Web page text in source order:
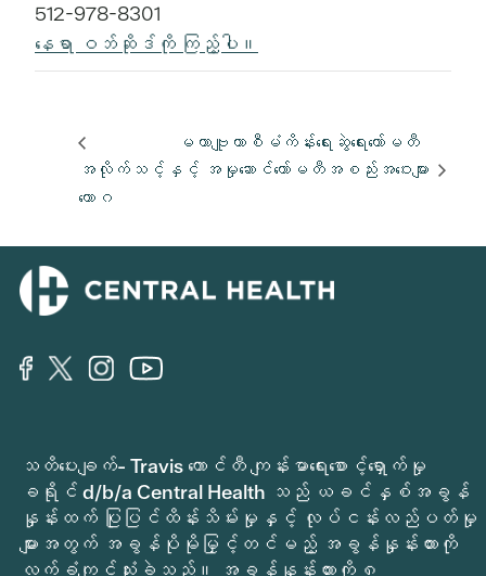
512-978-8301
နေရာ ဝဘ်ဆိုဒ်ကို ကြည့်ပါ။
အလိုက်သင့်
ယောဂ
မဟာဗျူဟာစီမံကိန်းရေးဆွဲရေးကော်မတီ
နှင့် အမှုဆောင်ကော်မတီအစည်းအဝေးများ
သတိပေးချက်- Travis ကောင်တီ ကျန်းမာရေးစောင့်ရှောက်မှု
ခရိုင် d/b/a Central Health သည် ယခင်နှစ်အခွန်
နှုန်းထက် ပြုပြင်ထိန်းသိမ်းမှုနှင့် လုပ်ငန်းလည်ပတ်မှု
များအတွက် အခွန်ပိုမိုမြှင့်တင်မည့် အခွန်နှုန်းထားကို
လက်ခံကျင့်သုံးခဲ့သည်။ အခွန်နှုန်းထားကို ၈